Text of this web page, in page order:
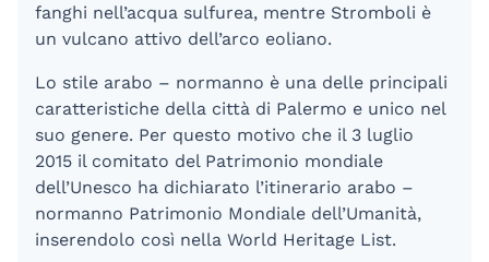
fanghi nell’acqua sulfurea, mentre Stromboli è
un vulcano attivo dell’arco eoliano.
Lo stile arabo – normanno è una delle principali
caratteristiche della città di Palermo e unico nel
suo genere. Per questo motivo che il 3 luglio
2015 il comitato del Patrimonio mondiale
dell’Unesco ha dichiarato l’itinerario arabo –
normanno Patrimonio Mondiale dell’Umanità,
inserendolo così nella World Heritage List.